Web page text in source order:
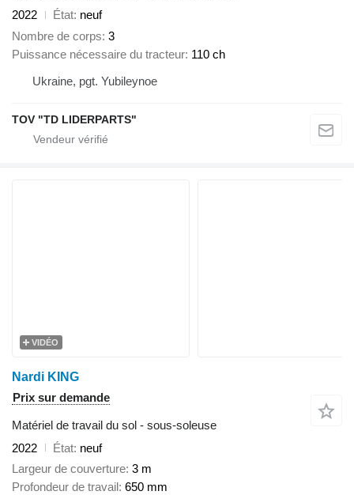
2022
État neuf
Nombre de corps 3
Puissance nécessaire du tracteur 110 ch
Ukraine, pgt. Yubileynoe
TOV "TD LIDERPARTS"
VIDÉO
Nardi KING
Prix sur demande
Matériel de travail du sol - sous-soleuse
2022
État neuf
Largeur de couverture 3 m
Profondeur de travail 650 mm